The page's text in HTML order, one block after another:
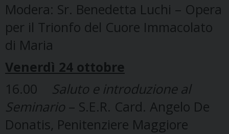
Modera: Sr. Benedetta Luchi – Opera
per il Trionfo del Cuore Immacolato
di Maria
Venerdì 24 ottobre
16.00 Saluto e introduzione al
Seminario – S.E.R. Card. Angelo De
Donatis, Penitenziere Maggiore